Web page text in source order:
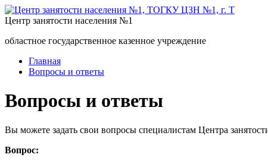
Центр занятости населения №1
областное государственное казенное учреждение
Главная
Вопросы и ответы
Вопросы и ответы
Вы можете задать свои вопросы специалистам Центра
Вопрос: